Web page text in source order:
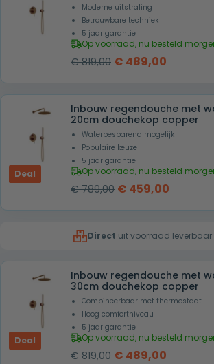
Moderne uitstraling
Betrouwbare techniek
5 jaar garantie
Op voorraad, nu besteld
€819,00 Oorspronkelijke
was:
€ 819,00.
€ 489,00
is:
€
Inbouw regendouche met
20cm douchekop copper
Waterbesparend mogelijk
Populaire keuze
5 jaar garantie
Op voorraad, nu besteld
€789,00 Oorspronkelijke
€ 789,00.
€ 459,00
€ 459,00.
Deal
Direct uit voorraad leverbaar
Inbouw regendouche met
30cm douchekop copper
Combineerbaar met thermostaat
Hoog comfortniveau
5 jaar garantie
Op voorraad, nu besteld
€819,00 Oorspronkelijke
€ 489,00
Deal